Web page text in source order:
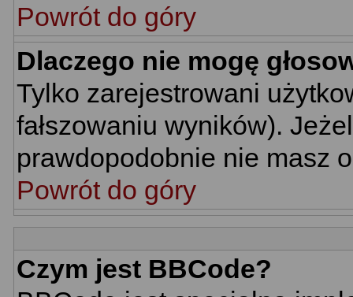
Powrót do góry
Dlaczego nie mogę
Tylko zarejestrowani
fałszowaniu wyników).
prawdopodobnie nie masz
Powrót do góry
Czym jest BBCode?